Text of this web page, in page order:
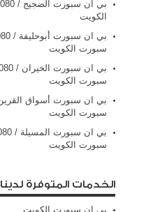
الكويت
سبورت الكويت
سبورت الكويت
سبورت الكويت
سبورت الكويت
الخدمات المتوفرة لدينا
بي ان سبورت الكويت